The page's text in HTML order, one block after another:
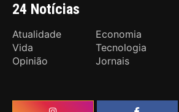
24 Notícias
Atualidade Economia
Vida
Tecnologia
Opinião
Jornais